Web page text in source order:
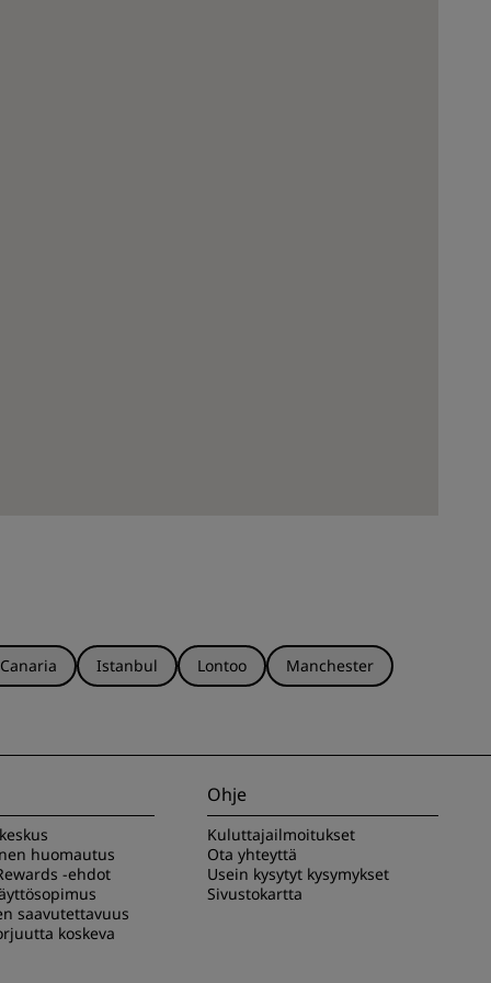
Istanbul Lontoo
Manchester
huomautus
-ehdot
saavutettavuus
koskeva
Ohje
Kuluttajailmoitukset
Ota yhteyttä
Usein kysytyt kysymykset
Sivustokartta